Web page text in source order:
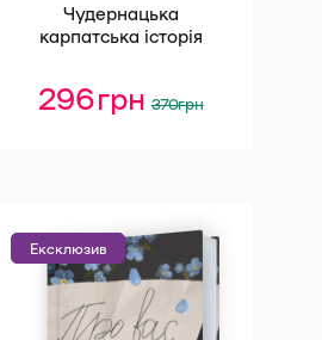
Чудернацька
карпатська історія
370грн
Оригінальна
ціна:
296грнПоточна
ціна:
Ексклюзив